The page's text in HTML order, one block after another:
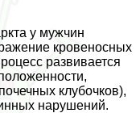
у мужчин
кровеносных
развивается
клубочков),
нарушений.